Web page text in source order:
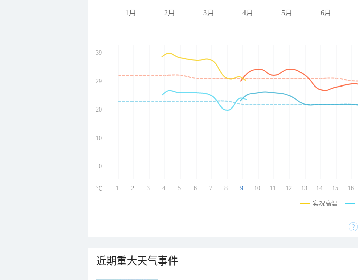
1月 2月 3月 4月 5月 6月
39
29
20
10
0
1 2 3 4 5 6 7 8 9 10 11 12 13 14 15 16
℃
实况高温
近期重大天气事件